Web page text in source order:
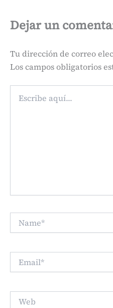
Dejar un
Tu dirección de correo
Los campos obligatorios
aquí...